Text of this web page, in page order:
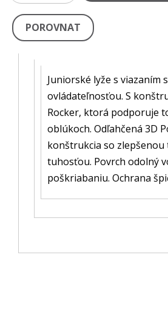
POROVNAT
Juniorské lyže s viazaním
ovládateľnosťou. S
Rocker, ktorá podporuje
oblúkoch. Odľahčená 3D
konštrukcia so
tuhosťou. Povrch odolný
poškriabaniu. Ochrana